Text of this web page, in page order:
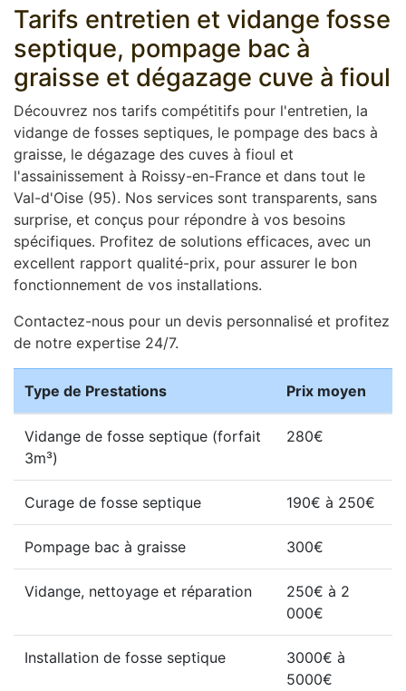
Tarifs entretien et vidange fosse
septique, pompage bac à
graisse et dégazage cuve à fioul
Découvrez nos tarifs compétitifs pour l'entretien, la
vidange de fosses septiques, le pompage des bacs à
graisse, le dégazage des cuves à fioul et
l'assainissement à Roissy-en-France et dans tout le
Val-d'Oise (95). Nos services sont transparents, sans
surprise, et conçus pour répondre à vos besoins
spécifiques. Profitez de solutions efficaces, avec un
excellent rapport qualité-prix, pour assurer le bon
fonctionnement de vos installations.
Contactez-nous pour un devis personnalisé et profitez
de notre expertise 24/7.
Type de Prestations Prix moyen
Vidange de fosse septique (forfait
3m³)
280€
Curage de fosse septique 190€ à 250€
Pompage bac à graisse 300€
Vidange, nettoyage et réparation
250€ à 2
000€
Installation de fosse septique
3000€ à
5000€